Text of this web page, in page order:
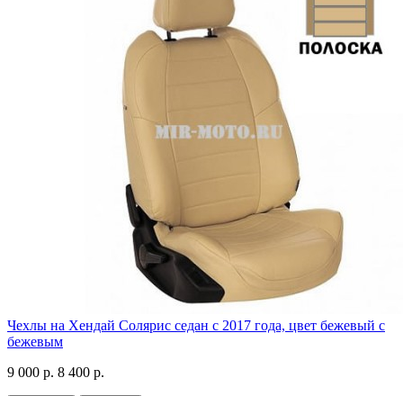
Чехлы на Хендай Солярис седан с 2017 года, цвет бежевый с
бежевым
9 000 р. 8 400 р.